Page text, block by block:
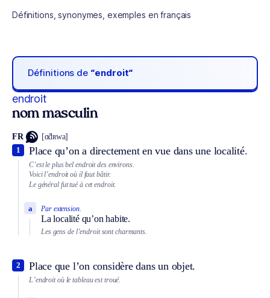
Définitions, synonymes, exemples en français
Définitions de “endroit“
endroit
nom masculin
FR [ɑ̃dʀwa]
Place qu’on a directement en vue dans une localité.
1
C’est le plus bel endroit des environs.
Voici l’endroit où il faut bâtir.
Le général fut tué à cet endroit.
Par extension.
La localité qu’on habite.
a
Les gens de l’endroit sont charmants.
Place que l’on considère dans un objet.
2
L’endroit où le tableau est troué.